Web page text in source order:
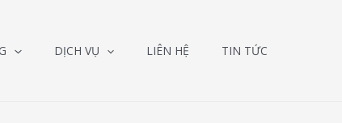
DỊCH VỤ LIÊN HỆ TIN TỨC